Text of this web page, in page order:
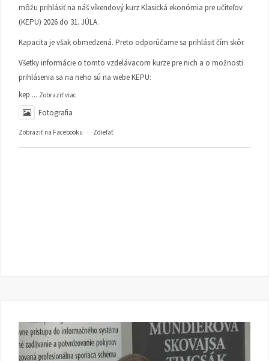
môžu prihlásiť na náš víkendový kurz Klasická ekonómia pre učiteľov
(KEPU) 2026 do 31. JÚLA.
Kapacita je však obmedzená. Preto odporúčame sa prihlásiť čím skôr.
Všetky informácie o tomto vzdelávacom kurze pre nich a o možnosti
prihlásenia sa na neho sú na webe KEPU:
kep ... Zobraziť viac
Fotografia
Zobraziť na Facebooku · Zdieľať